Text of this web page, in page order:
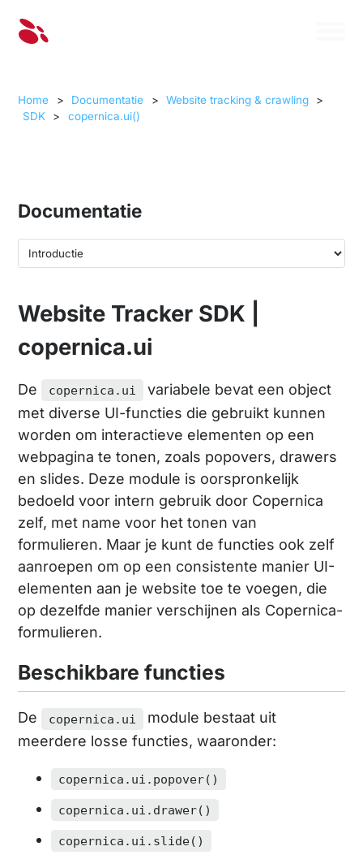
Home > Documentatie > Website tracking & crawling
>
SDK
> copernica.ui()
Documentatie
Website Tracker SDK |
copernica.ui
De copernica.ui
variabele bevat een object
met diverse UI-functies die gebruikt kunnen
worden om interactieve elementen op een
webpagina te tonen, zoals popovers, drawers
en slides. Deze module is oorspronkelijk
bedoeld voor intern gebruik door Copernica
zelf, met name voor het tonen van
formulieren. Maar je kunt de functies ook zelf
aanroepen om op een consistente manier UI-
elementen aan je website toe te voegen, die
op dezelfde manier verschijnen als Copernica-
formulieren.
Beschikbare functies
De copernica.ui
module bestaat uit
meerdere losse functies, waaronder:
copernica.ui.popover()
copernica.ui.drawer()
copernica.ui.slide()